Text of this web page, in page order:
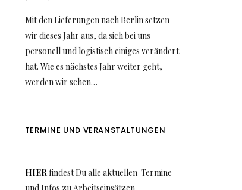
Mit den Lieferungen nach Berlin setzen
wir dieses Jahr aus, da sich bei uns
personell und logistisch einiges verändert
hat. Wie es nächstes Jahr weiter geht,
werden wir sehen…
TERMINE UND VERANSTALTUNGEN
HIERfindest Du alle aktuellen Termine